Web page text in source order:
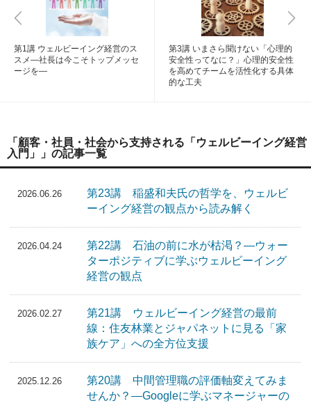
第1講 ウェルビーイング経営のス
スメ―社長は今こそトップメッセ
ージを―
第3講 いまさら聞けない「心理的
安全性ってなに？」心理的安全性
を高めてチームを活性化する具体
的な工夫
「顧客・社員・社会から支持される「ウェルビーイング経営
入門」」の記事一覧
2026.06.26
第23講 稲盛和夫氏の哲学を、ウェルビ
ーイング経営の観点から読み解く
2026.04.24
第22講 石油の前に水が枯渇？―ウォー
ターポジティブに学ぶウェルビーイング
経営の観点
2026.02.27
第21講 ウェルビーイング経営の最前
線：住友林業とジャパネットに見る「家
族ケア」への全方位支援
2025.12.26
第20講 中間管理職の評価軸変えてみま
せんか？―Googleに学ぶマネージャーの